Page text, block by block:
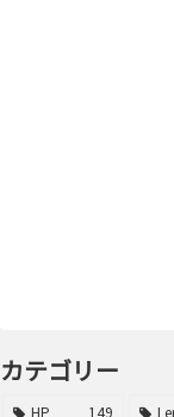
カテゴリー
HP 149